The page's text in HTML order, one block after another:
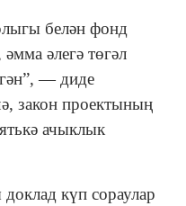
белән фонд
әлегә төгәл
— диде
закон проектының
ачыклык
күп сораулар